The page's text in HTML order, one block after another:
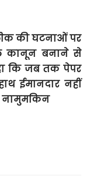
की घटनाओं पर
कानून बनाने से
कि जब तक पेपर
ईमानदार नहीं
नामुमकिन